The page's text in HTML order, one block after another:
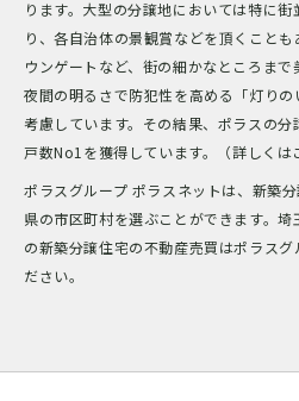
ります。大型の分譲地においては特に
り、各自治体の景観賞などを頂くこと
ウンゲートなど、街の細かなところまで
夜間の明るさで防犯性を高める「灯り
考慮しています。その結果、ポラスの
戸数No1を獲得しています。（詳しくは
ポラスグループ ポラスネットは、新築
県の市区町村を選ぶことができます。
の新築分譲住宅の不動産売買はポラス
ださい。